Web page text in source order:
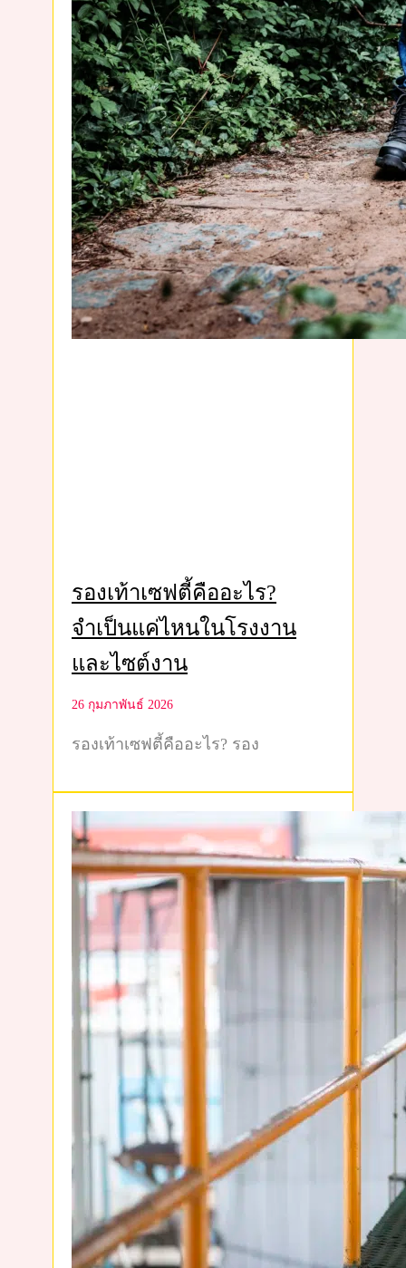
รองเท้าเซฟตี้คืออะไร?
จำเป็นแค่ไหนในโรงงาน
และไซต์งาน
26 กุมภาพันธ์ 2026
รองเท้าเซฟตี้คืออะไร? รอง